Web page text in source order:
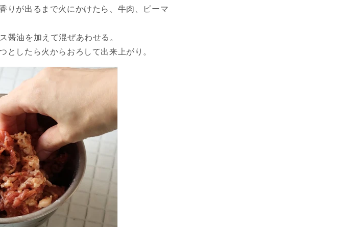
が出るまで火にかけたら、牛肉、ピーマ
油を加えて混ぜあわせる。
したら火からおろして出来上がり。